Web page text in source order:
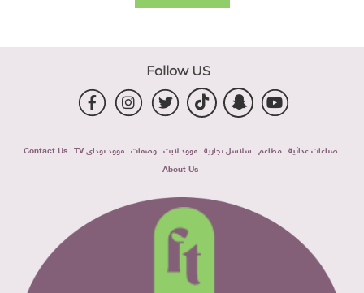
Follow US
صناعات غذائية مطاعم سلاسل تجارية فوود لايت وصفات فوود توداى TV
Contact Us
About Us